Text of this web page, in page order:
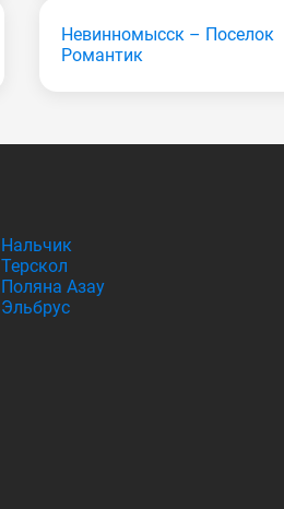
Невинномысск – Поселок
Романтик
Нальчик
Терскол
Поляна Азау
Эльбрус